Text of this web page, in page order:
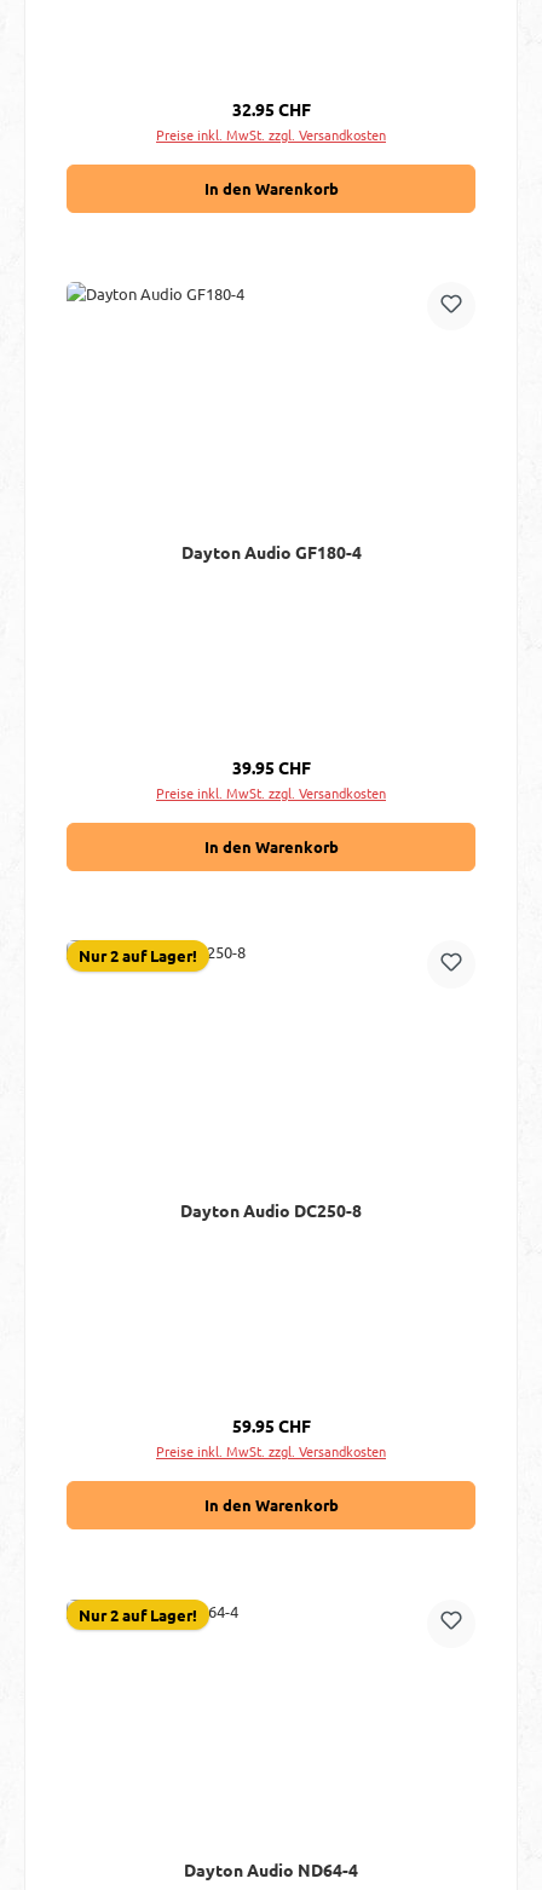
Regulärer Preis:
32.95 CHF
Preise inkl. MwSt. zzgl. Versandkosten
In den Warenkorb
Dayton Audio GF180-4
Regulärer Preis:
39.95 CHF
Preise inkl. MwSt. zzgl. Versandkosten
In den Warenkorb
Nur 2 auf Lager!
Dayton Audio DC250-8
Regulärer Preis:
59.95 CHF
Preise inkl. MwSt. zzgl. Versandkosten
In den Warenkorb
Nur 2 auf Lager!
Dayton Audio ND64-4